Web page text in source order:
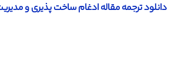
دانلود ترجمه مقاله ادغام ساخت پذیری و مدیریت ریسک پروژه